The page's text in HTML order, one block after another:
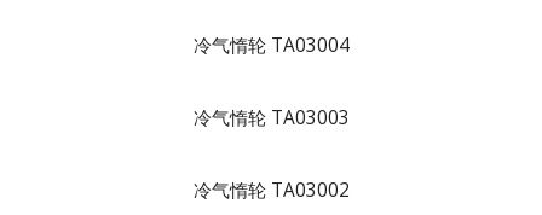
冷气惰轮 TA03004
冷气惰轮 TA03003
冷气惰轮 TA03002